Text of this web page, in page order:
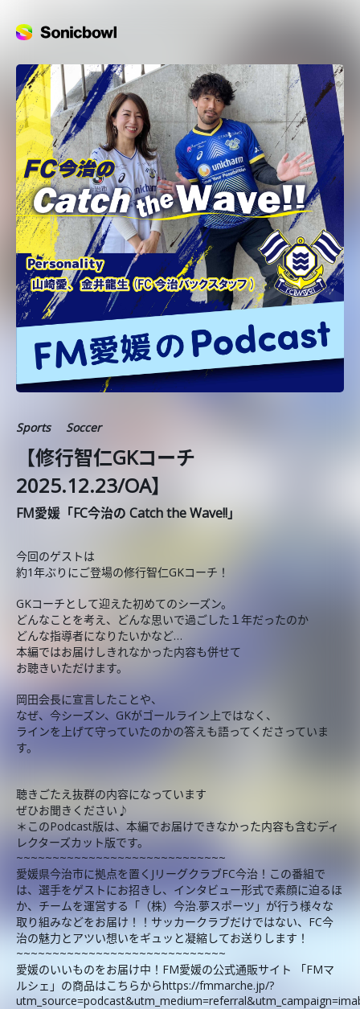
Sports Soccer
【修行智仁GKコーチ
2025.12.23/OA】
FM愛媛「FC今治の Catch the Wave!!」
今回のゲストは
約1年ぶりにご登場の修行智仁GKコーチ！
GKコーチとして迎えた初めてのシーズン。
どんなことを考え、どんな思いで過ごした１年だったのか
どんな指導者になりたいかなど…
本編ではお届けしきれなかった内容も併せて
お聴きいただけます。
岡田会長に宣言したことや、
なぜ、今シーズン、GKがゴールライン上ではなく、
ラインを上げて守っていたのかの答えも語ってくださっていま
す。
聴きごたえ抜群の内容になっています
ぜひお聞きください♪
＊このPodcast版は、本編でお届けできなかった内容も含むディ
レクターズカット版です。
~~~~~~~~~~~~~~~~~~~~~~~~~~~~~
愛媛県今治市に拠点を置くJリーグクラブFC今治！この番組で
は、選手をゲストにお招きし、インタビュー形式で素顔に迫るほ
か、チームを運営する「（株）今治.夢スポーツ」が行う様々な
取り組みなどをお届け！！サッカークラブだけではない、FC今
治の魅力とアツい想いをギュッと凝縮してお送りします！
~~~~~~~~~~~~~~~~~~~~~~~~~~~~~
愛媛のいいものをお届け中！FM愛媛の公式通販サイト 「FMマ
ルシェ」の商品はこちらからhttps://fmmarche.jp/?